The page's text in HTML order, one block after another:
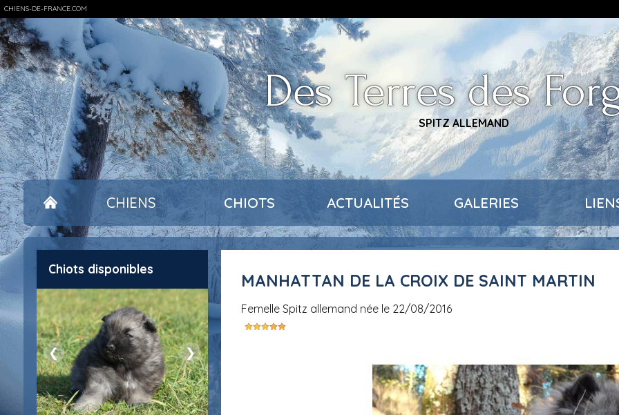
CHIENS-DE-FRANCE.COM
Des Terres des
SPITZ ALLEMAND
CHIENS CHIOTS ACTUALITÉS GALERIES
Chiots disponibles
❮ ❯
MANHATTAN DE LA CROIX DE SAINT MARTIN
femelle Spitz allemand née le 22/08/2016